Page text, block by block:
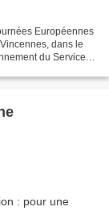
Européennes
dans le
du Service